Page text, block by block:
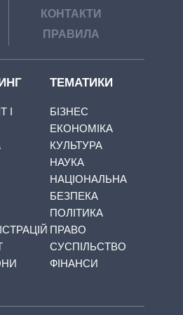
КОНТАКТИ
ПРАВИЛА
І
ТЕМАТИКИ
БІЗНЕС
ЕКОНОМІКА
КУЛЬТУРА
НАУКА
НАЦІОНАЛЬНА
БЕЗПЕКА
ПОЛІТИКА
ПРАВО
СУСПІЛЬСТВО
ФІНАНСИ